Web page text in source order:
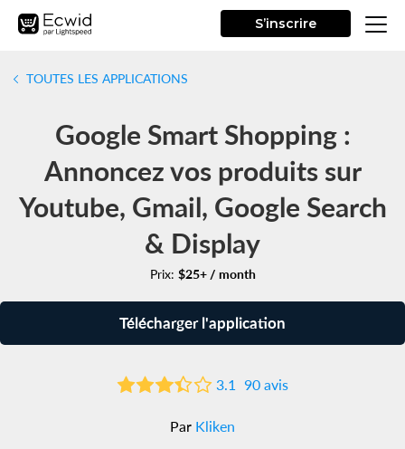
S’inscrire
TOUTES LES APPLICATIONS
Google Smart Shopping :
Annoncez vos produits sur
Youtube, Gmail, Google Search
& Display
Prix: $25+ / month
Télécharger l'application
3.1 90 avis
Par Kliken